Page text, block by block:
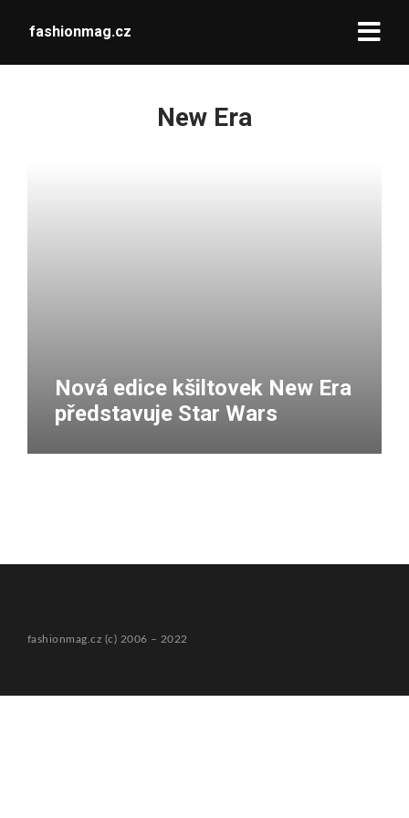
fashionmag.cz
New Era
Nová edice kšiltovek New Era
představuje Star Wars
fashionmag.cz (c) 2006 – 2022